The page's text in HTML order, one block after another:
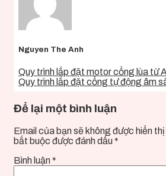
Nguyen The Anh
Quy trình lắp đặt motor cổng lùa từ
Quy trình lắp đặt cổng tự động âm
Để lại một bình luận
Email của bạn sẽ không được hiển
bắt buộc được đánh dấu *
Bình luận *